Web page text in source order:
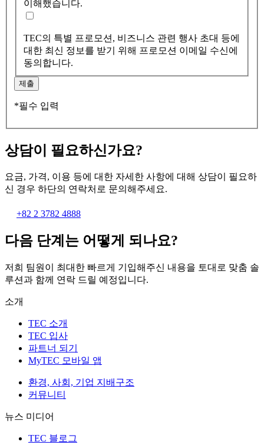
이해했습니다.
TEC의 특별 프로모션, 비즈니스 관련 행사 초대 등에
대한 최신 정보를 받기 위해 프로모션 이메일 수신에
동의합니다.
제출
*필수 입력
상담이 필요하신가요?
요금, 가격, 이용 등에 대한 자세한 사항에 대해 상담이 필요하
신 경우 하단의 연락처로 문의해주세요.
+82 2 3782 4888
다음 단계는 어떻게 되나요?
저희 팀원이 최대한 빠르게 기입해주신 내용을 토대로 맞춤 솔
루션과 함께 연락 드릴 예정입니다.
소개
TEC 소개
TEC 입사
파트너 되기
MyTEC 모바일 앱
환경, 사회, 기업 지배구조
커뮤니티
뉴스 미디어
TEC 블로그